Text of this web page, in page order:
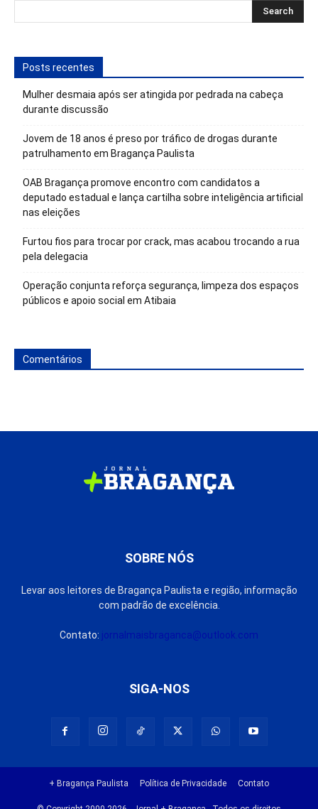
Posts recentes
Mulher desmaia após ser atingida por pedrada na cabeça
durante discussão
Jovem de 18 anos é preso por tráfico de drogas durante
patrulhamento em Bragança Paulista
OAB Bragança promove encontro com candidatos a
deputado estadual e lança cartilha sobre inteligência artificial
nas eleições
Furtou fios para trocar por crack, mas acabou trocando a rua
pela delegacia
Operação conjunta reforça segurança, limpeza dos espaços
públicos e apoio social em Atibaia
Comentários
SOBRE NÓS
Levar aos leitores de Bragança Paulista e região, informação
com padrão de excelência.
Contato: jornalmaisbraganca@outlook.com
SIGA-NOS
+ Bragança Paulista Política de Privacidade Contato